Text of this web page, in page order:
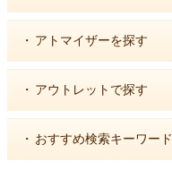
・ アトマイザーを探す
・ アウトレットで探す
・ おすすめ検索キーワード